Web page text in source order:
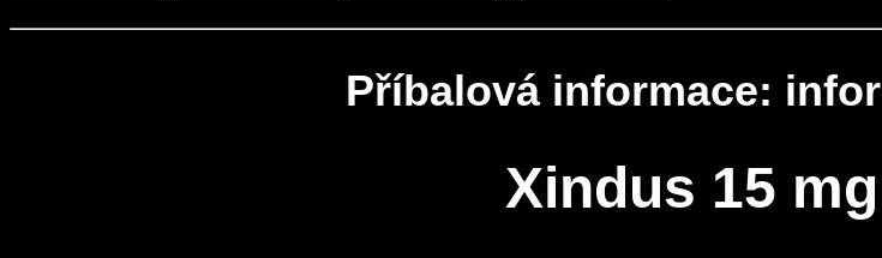
Příbalová informace:
Xindus 15